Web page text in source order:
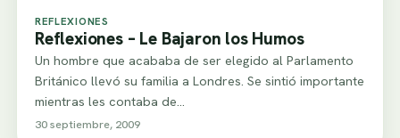
REFLEXIONES
Reflexiones – Le Bajaron los Humos
Un hombre que acababa de ser elegido al Parlamento
Británico llevó su familia a Londres. Se sintió importante
mientras les contaba de…
30 septiembre, 2009